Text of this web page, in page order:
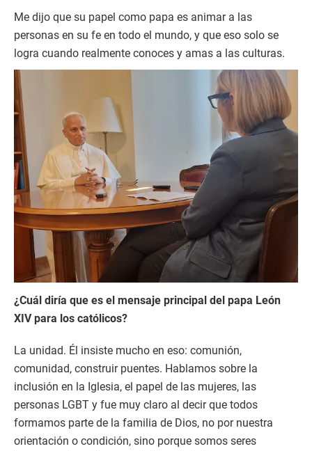
Me dijo que su papel como papa es animar a las
personas en su fe en todo el mundo, y que eso solo se
logra cuando realmente conoces y amas a las culturas.
¿Cuál diría que es el mensaje principal del papa León
XIV para los católicos?
La unidad. Él insiste mucho en eso: comunión,
comunidad, construir puentes. Hablamos sobre la
inclusión en la Iglesia, el papel de las mujeres, las
personas LGBT y fue muy claro al decir que todos
formamos parte de la familia de Dios, no por nuestra
orientación o condición, sino porque somos seres